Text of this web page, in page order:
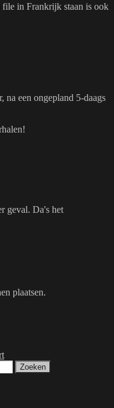
in Frankrijk staan is ook
een ongepland 5-daags
geval. Da's het
plaatsen.
Zoeken